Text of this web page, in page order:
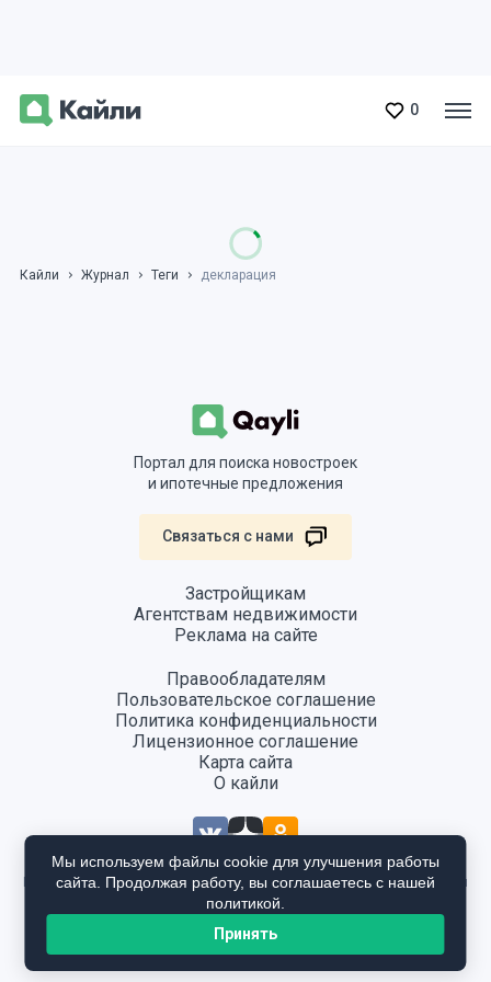
0
Кайли Журнал Теги декларация
Портал для поиска новостроек
и ипотечные предложения
Связаться с нами
Застройщикам
Агентствам недвижимости
Реклама на сайте
Правообладателям
Пользовательское соглашение
Политика конфиденциальности
Лицензионное соглашение
Карта сайта
О кайли
Информация, размещенная на сайте, не является публичной офертой
и предоставляется в ознакомительных целях. Для получения
подробной информации общайтесь в отдел продаж застройщика.
Мы используем файлы cookie для улучшения работы
сайта. Продолжая работу, вы соглашаетесь с нашей
политикой.
Принять